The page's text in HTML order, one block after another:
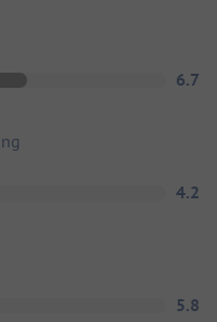
6.7
4.2
5.8